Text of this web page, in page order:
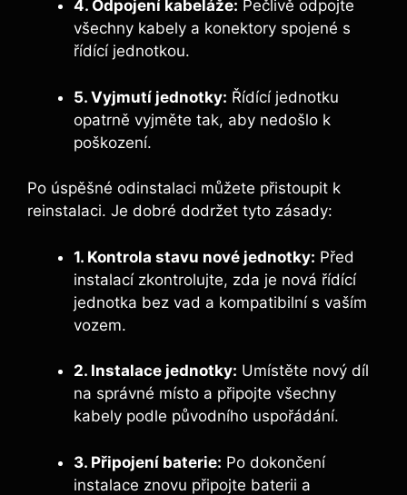
4. Odpojení kabeláže: Pečlivě odpojte
všechny kabely a konektory spojené s
řídící jednotkou.
5. Vyjmutí jednotky: Řídící jednotku
opatrně vyjměte tak, aby nedošlo k
poškození.
Po úspěšné odinstalaci můžete přistoupit k
reinstalaci. Je dobré dodržet tyto zásady:
1. Kontrola stavu nové jednotky: Před
instalací zkontrolujte, zda je nová řídící
jednotka bez vad a kompatibilní s vaším
vozem.
2. Instalace jednotky: Umístěte nový díl
na správné místo a připojte všechny
kabely podle původního uspořádání.
3. Připojení baterie: Po dokončení
instalace znovu připojte baterii a